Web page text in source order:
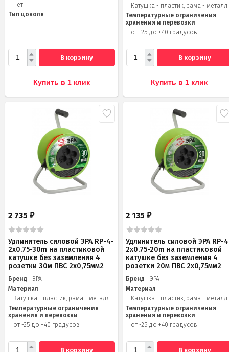
нет
Тип цоколя
-
В корзину
Купить в 1 клик
Катушка - пластик, рама - металл
Температурные ограничения
хранения и перевозки
от -25 до +40 градусов
В корзину
Купить в 1 клик
2 735 ₽
Удлинитель силовой ЭРА RP-4-
2x0.75-30m на пластиковой
катушке без заземления 4
розетки 30м ПВС 2х0,75мм2
Бренд
ЭРА
Материал
Катушка - пластик, рама - металл
Температурные ограничения
хранения и перевозки
от -25 до +40 градусов
В корзину
2 135₽
Удлинитель силовой ЭРА RP-
2x0.75-20m на пластиковой
катушке без заземления 4
розетки 20м ПВС 2х0,75мм2
Бренд
ЭРА
Материал
Катушка - пластик, рама - металл
Температурные ограничения
хранения и перевозки
от -25 до +40 градусов
В корзину